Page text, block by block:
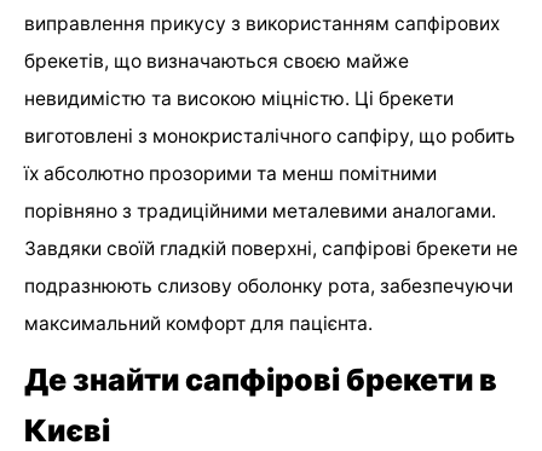
виправлення прикусу з використанням сапфірових
брекетів, що визначаються своєю майже
невидимістю та високою міцністю. Ці брекети
виготовлені з монокристалічного сапфіру, що робить
їх абсолютно прозорими та менш помітними
порівняно з традиційними металевими аналогами.
Завдяки своїй гладкій поверхні, сапфірові брекети не
подразнюють слизову оболонку рота, забезпечуючи
максимальний комфорт для пацієнта.
Де знайти сапфірові брекети в
Києві